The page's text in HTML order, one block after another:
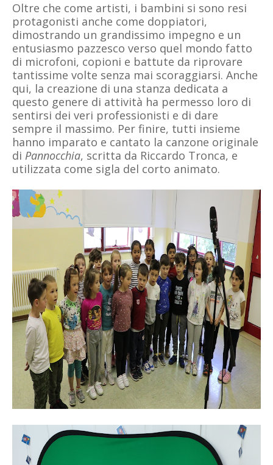
Oltre che come artisti, i bambini si sono resi
protagonisti anche come doppiatori,
dimostrando un grandissimo impegno e un
entusiasmo pazzesco verso quel mondo fatto
di microfoni, copioni e battute da riprovare
tantissime volte senza mai scoraggiarsi. Anche
qui, la creazione di una stanza dedicata a
questo genere di attività ha permesso loro di
sentirsi dei veri professionisti e di dare
sempre il massimo. Per finire, tutti insieme
hanno imparato e cantato la canzone originale
di Pannocchia, scritta da Riccardo Tronca, e
utilizzata come sigla del corto animato.